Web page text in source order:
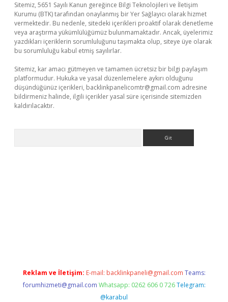
Sitemiz, 5651 Sayılı Kanun gereğince Bilgi Teknolojileri ve İletişim
Kurumu (BTK) tarafından onaylanmış bir Yer Sağlayıcı olarak hizmet
vermektedir. Bu nedenle, sitedeki içerikleri proaktif olarak denetleme
veya araştırma yükümlülüğümüz bulunmamaktadır. Ancak, üyelerimiz
yazdıkları içeriklerin sorumluluğunu taşımakta olup, siteye üye olarak
bu sorumluluğu kabul etmiş sayılırlar.
Sitemiz, kar amacı gütmeyen ve tamamen ücretsiz bir bilgi paylaşım
platformudur. Hukuka ve yasal düzenlemelere aykırı olduğunu
düşündüğünüz içerikleri, backlinkpanelicomtr@gmail.com adresine
bildirmeniz halinde, ilgili içerikler yasal süre içerisinde sitemizden
kaldırılacaktır.
Reklam ve İletişim: E-mail: backlinkpaneli@gmail.com Teams:
forumhizmeti@gmail.com Whatsapp: 0262 606 0 726 Telegram:
@karabul